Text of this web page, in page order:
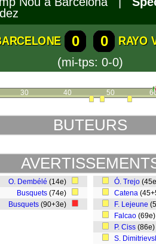
0 0
RAYO
(mi-tps: 0-0)
30 40 50
BUTEURS
O. Dembélé (14e)
Busquets (74e)
Busquets (90+3e)
Ó. Trejo
Catena
F. Lejeune
Falcao
P. Ciss
S.